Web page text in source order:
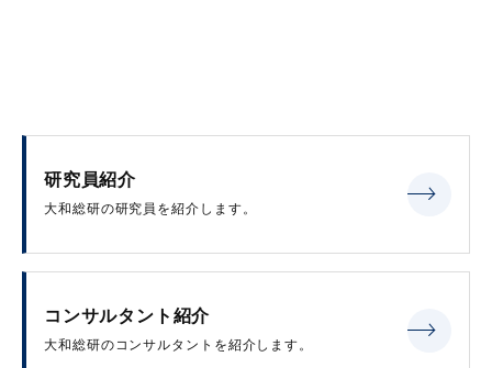
研究員紹介
大和総研の研究員を紹介します。
コンサルタント紹介
大和総研のコンサルタントを紹介します。